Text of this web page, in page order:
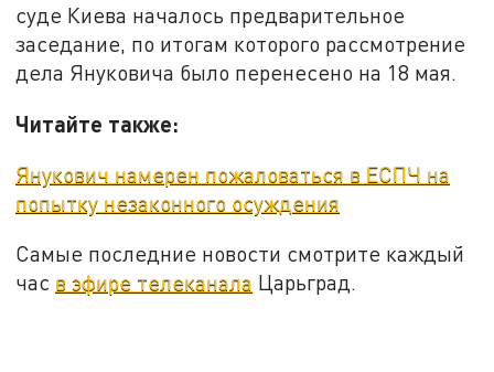
суде Киева началось предварительное
заседание, по итогам которого рассмотрение
дела Януковича было перенесено на 18 мая.
Читайте также:
Янукович намерен пожаловаться в ЕСПЧ на
попытку незаконного осуждения
Самые последние новости смотрите каждый
час в эфире телеканала Царьград.